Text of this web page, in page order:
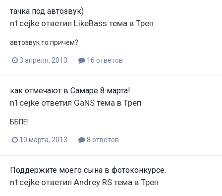
тачка под автозвук)
n1cejke ответил LikeBass тема в Треп
автозвук то причем?
3 апреля, 2013 16 ответов
как отмечают в Самаре 8 марта!
n1cejke ответил GaNS тема в Треп
ББПЕ!
10 марта, 2013 8 ответов
Поддержите моего сына в фотоконкурсе.
n1cejke ответил Andrey RS тема в Треп